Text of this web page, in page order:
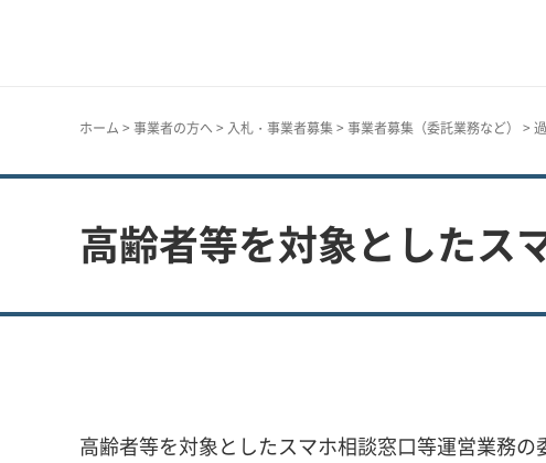
ホーム > 事業者の方へ > 入札・事業者募集> 事業者募集（委託業務など） >
高齢者等を対象としたス
高齢者等を対象としたスマホ相談窓口等運営業務